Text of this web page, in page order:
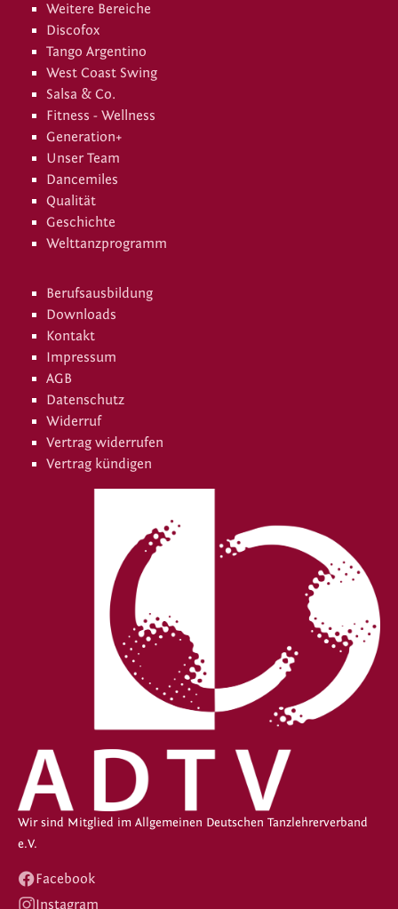
Weitere Bereiche
Discofox
Tango Argentino
West Coast Swing
Salsa & Co.
Fitness - Wellness
Generation+
Unser Team
Dancemiles
Qualität
Geschichte
Welttanzprogramm
Berufsausbildung
Downloads
Kontakt
Impressum
AGB
Datenschutz
Widerruf
Vertrag widerrufen
Vertrag kündigen
Wir sind Mitglied im Allgemeinen Deutschen Tanzlehrerverband
e.V.
Facebook
Instagram